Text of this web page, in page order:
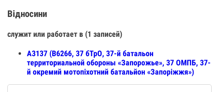
Відносини
служит или работает в (1 записей)
А3137 (В6266, 37 бТрО, 37-й батальон
территориальной обороны «Запорожье», 37 ОМПБ, 37-
й окремий мотопіхотний батальйон «Запоріжжя»)